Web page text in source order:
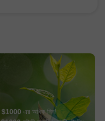
$1000 এর অধিক নিন!